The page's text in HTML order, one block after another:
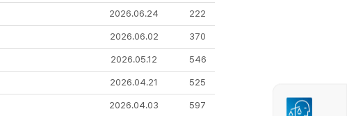
2026.06.24 222
2026.06.02 370
2026.05.12 546
2026.04.21 525
2026.04.03 597